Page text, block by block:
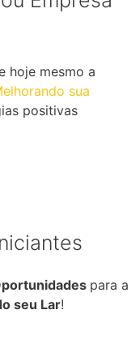
hoje mesmo a
sua
positivas
para a
seu Lar!